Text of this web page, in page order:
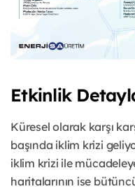
Etkinlik
Küresel olarak karşı
başında iklim krizi
iklim krizi ile
haritalarının ise